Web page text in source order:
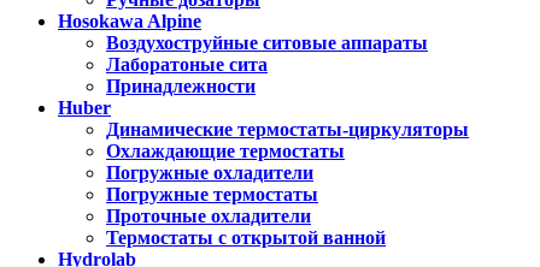
Hosokawa Alpine
Воздухоструйные ситовые аппараты
Лаборатоные сита
Принадлежности
Huber
Динамические термостаты-циркуляторы
Охлаждающие термостаты
Погружные охладители
Погружные термостаты
Проточные охладители
Термостаты с открытой ванной
Hydrolab